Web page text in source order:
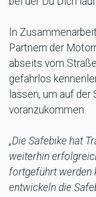
In
Partnern der
abseits vom
gefahrlos
lassen, um auf
voranzukommen.
„Die Safebike hat
weiterhin
fortgeführt werden
entwickeln die